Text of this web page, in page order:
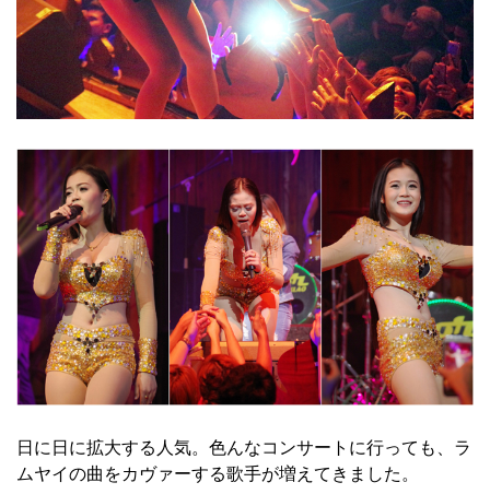
日に日に拡大する人気。色んなコンサートに行っても、ラ
ムヤイの曲をカヴァーする歌手が増えてきました。